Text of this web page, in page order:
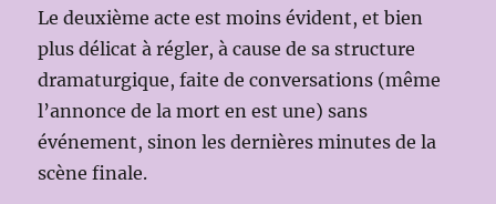
Le deuxième acte est moins évident, et bien
plus délicat à régler, à cause de sa structure
dramaturgique, faite de conversations (même
l’annonce de la mort en est une) sans
événement, sinon les dernières minutes de la
scène finale.